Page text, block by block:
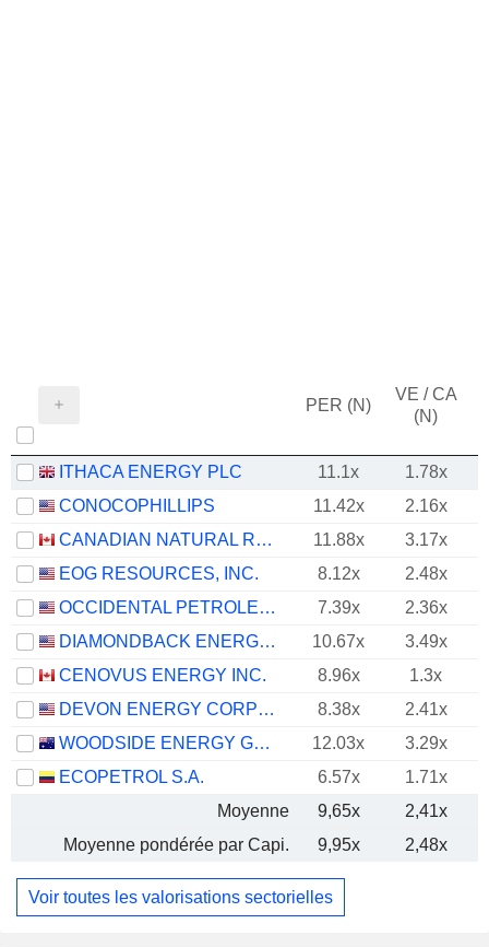
PER (N)
VE / CA
(N)
ITHACA ENERGY PLC 11.1x
1.78x
CONOCOPHILLIPS
11.42x
2.16x
CANADIAN NATURAL RESOURCES LIMITED
11.88x
3.17x
EOG RESOURCES, INC.
8.12x
2.48x
OCCIDENTAL PETROLEUM CORPORATION
7.39x
2.36x
DIAMONDBACK ENERGY, INC.
10.67x
3.49x
CENOVUS ENERGY INC.
8.96x
1.3x
DEVON ENERGY CORPORATION
8.38x
2.41x
WOODSIDE ENERGY GROUP LTD
12.03x
3.29x
ECOPETROL S.A.
6.57x
1.71x
Moyenne
9,65x
2,41x
Moyenne pondérée par Capi.
9,95x 2,48x
Voir toutes les valorisations sectorielles